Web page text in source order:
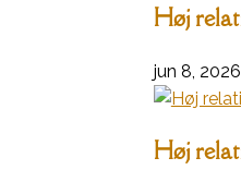
Høj
jun 8, 2026
Høj